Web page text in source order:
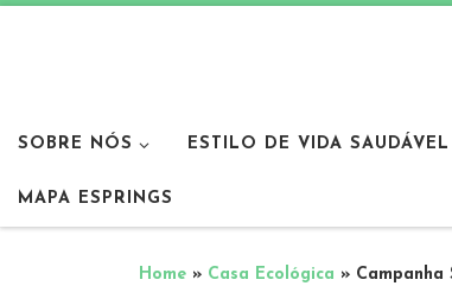
SOBRE NÓS ESTILO DE VIDA SAUDÁVEL
MAPA ESPRINGS
Home » Casa Ecológica »